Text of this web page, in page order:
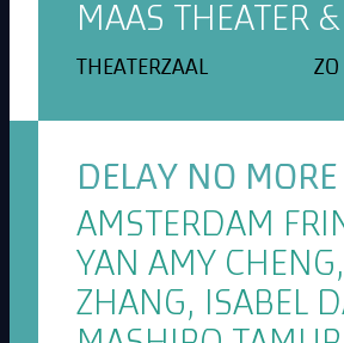
MAAS THEATER
THEATERZAAL
DELAY NO
AMSTERDAM
YAN AMY CHENG,
ZHANG, ISABEL